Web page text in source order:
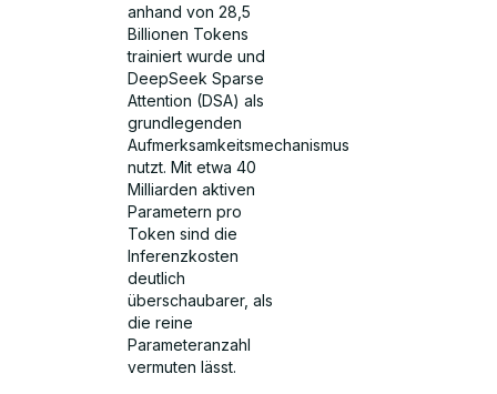
anhand von 28,5
Billionen Tokens
trainiert wurde und
DeepSeek Sparse
Attention (DSA) als
grundlegenden
Aufmerksamkeitsmechanismus
nutzt. Mit etwa 40
Milliarden aktiven
Parametern pro
Token sind die
Inferenzkosten
deutlich
überschaubarer, als
die reine
Parameteranzahl
vermuten lässt.